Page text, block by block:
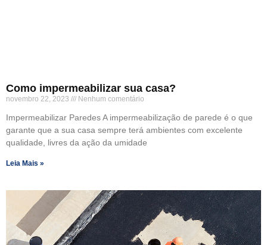
Como impermeabilizar sua casa?
novembro 22, 2023 Nenhum comentário
Impermeabilizar Paredes A impermeabilização de parede é o que
garante que a sua casa sempre terá ambientes com excelente
qualidade, livres da ação da umidade
Leia Mais »